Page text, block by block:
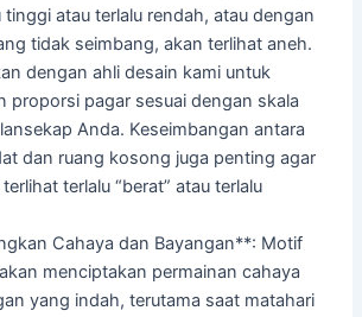
tinggi atau terlalu rendah, atau dengan
tidak seimbang, akan terlihat aneh.
dengan ahli desain kami untuk
proporsi pagar sesuai dengan skala
Anda. Keseimbangan antara
dan ruang kosong juga penting agar
terlalu “berat” atau terlalu
Cahaya dan Bayangan**: Motif
menciptakan permainan cahaya
yang indah, terutama saat matahari